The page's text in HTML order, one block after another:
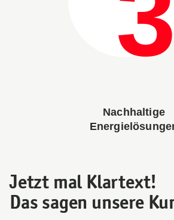
Nachhaltige
Jetzt mal Klartext!
Das sagen unsere